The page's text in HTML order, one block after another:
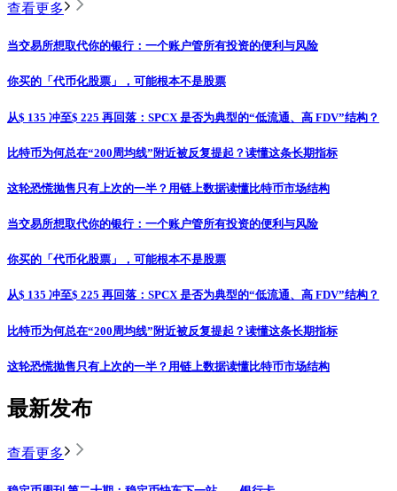
查看更多
当交易所想取代你的银行：一个账户管所有投资的便利与风险
你买的「代币化股票」，可能根本不是股票
从$ 135 冲至$ 225 再回落：SPCX 是否为典型的“低流通、高 FDV”结构？
比特币为何总在“200周均线”附近被反复提起？读懂这条长期指标
这轮恐慌抛售只有上次的一半？用链上数据读懂比特币市场结构
当交易所想取代你的银行：一个账户管所有投资的便利与风险
你买的「代币化股票」，可能根本不是股票
从$ 135 冲至$ 225 再回落：SPCX 是否为典型的“低流通、高 FDV”结构？
比特币为何总在“200周均线”附近被反复提起？读懂这条长期指标
这轮恐慌抛售只有上次的一半？用链上数据读懂比特币市场结构
最新发布
查看更多